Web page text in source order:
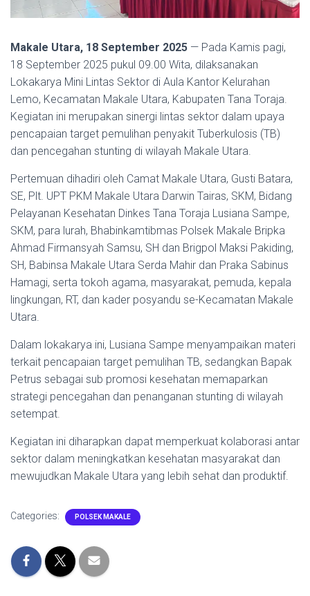
Makale Utara, 18 September 2025 — Pada Kamis pagi,
18 September 2025 pukul 09.00 Wita, dilaksanakan
Lokakarya Mini Lintas Sektor di Aula Kantor Kelurahan
Lemo, Kecamatan Makale Utara, Kabupaten Tana Toraja.
Kegiatan ini merupakan sinergi lintas sektor dalam upaya
pencapaian target pemulihan penyakit Tuberkulosis (TB)
dan pencegahan stunting di wilayah Makale Utara.
Pertemuan dihadiri oleh Camat Makale Utara, Gusti Batara,
SE, Plt. UPT PKM Makale Utara Darwin Tairas, SKM, Bidang
Pelayanan Kesehatan Dinkes Tana Toraja Lusiana Sampe,
SKM, para lurah, Bhabinkamtibmas Polsek Makale Bripka
Ahmad Firmansyah Samsu, SH dan Brigpol Maksi Pakiding,
SH, Babinsa Makale Utara Serda Mahir dan Praka Sabinus
Hamagi, serta tokoh agama, masyarakat, pemuda, kepala
lingkungan, RT, dan kader posyandu se-Kecamatan Makale
Utara.
Dalam lokakarya ini, Lusiana Sampe menyampaikan materi
terkait pencapaian target pemulihan TB, sedangkan Bapak
Petrus sebagai sub promosi kesehatan memaparkan
strategi pencegahan dan penanganan stunting di wilayah
setempat.
Kegiatan ini diharapkan dapat memperkuat kolaborasi antar
sektor dalam meningkatkan kesehatan masyarakat dan
mewujudkan Makale Utara yang lebih sehat dan produktif.
Categories: POLSEK MAKALE